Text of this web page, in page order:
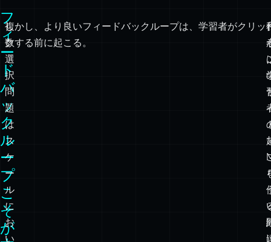
フ
ィ
ー
ド
バ
ッ
ク
ル
複
数
選
択
問
題
は
ス
しかし、より良いフィードバックループは、学習者がクリッ
クする前に起こる。